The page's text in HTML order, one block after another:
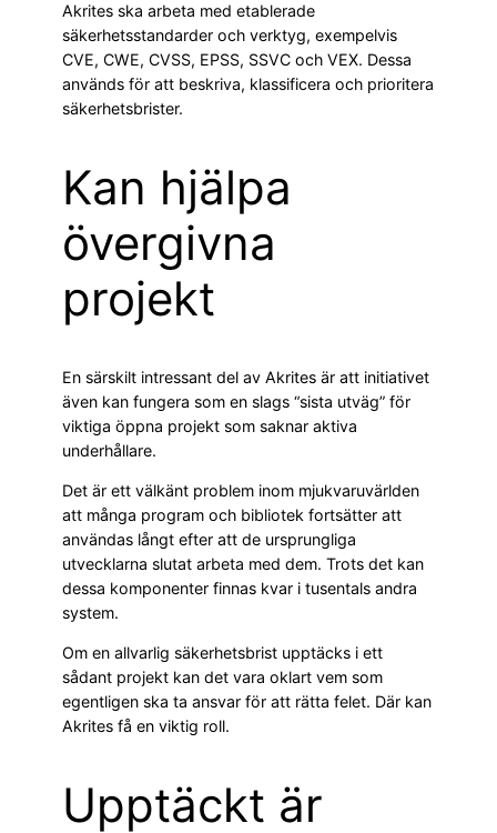
Akrites ska arbeta med etablerade
säkerhetsstandarder och verktyg, exempelvis
CVE, CWE, CVSS, EPSS, SSVC och VEX. Dessa
används för att beskriva, klassificera och prioritera
säkerhetsbrister.
Kan hjälpa
övergivna
projekt
En särskilt intressant del av Akrites är att initiativet
även kan fungera som en slags “sista utväg” för
viktiga öppna projekt som saknar aktiva
underhållare.
Det är ett välkänt problem inom mjukvaruvärlden
att många program och bibliotek fortsätter att
användas långt efter att de ursprungliga
utvecklarna slutat arbeta med dem. Trots det kan
dessa komponenter finnas kvar i tusentals andra
system.
Om en allvarlig säkerhetsbrist upptäcks i ett
sådant projekt kan det vara oklart vem som
egentligen ska ta ansvar för att rätta felet. Där kan
Akrites få en viktig roll.
Upptäckt är